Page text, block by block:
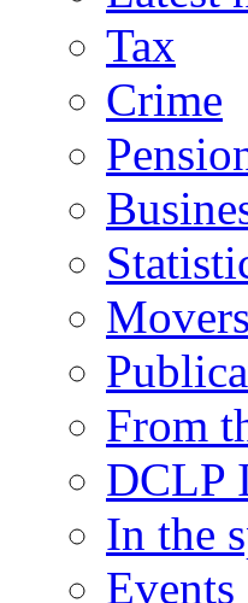
Tax
Crime
From
DCLP
In the
Events